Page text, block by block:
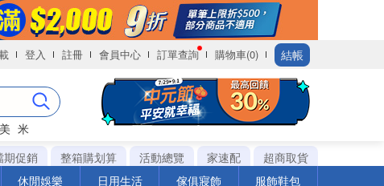
登入 註冊 會員中心 訂單查詢 購物車(0) 結帳
米
期促銷 整箱購划算 活動總覽 家速配
超商取貨
休閒娛樂 日用生活 傢俱寢飾 服飾鞋包